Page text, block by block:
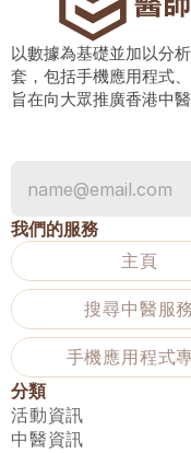
以數據為基礎並加以分
套，包括手機應用程式
旨在向大眾推廣香港中
我們的服務
主頁
搜尋中醫服務
手機應用程式
分類
活動資訊
中醫資訊